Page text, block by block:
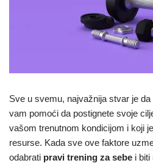
Sve u svemu, najvažnija stvar je
vam pomoći da postignete svoje
vašom trenutnom kondicijom i koji
resurse. Kada sve ove faktore
odabrati pravi trening za sebe i biti